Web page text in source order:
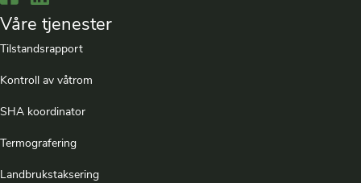
Våre tjenester
Tilstandsrapport
Kontroll av våtrom
SHA koordinator
Termografering
Landbrukstaksering